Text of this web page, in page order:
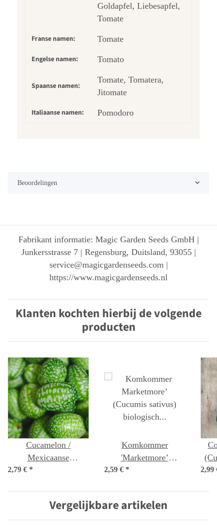
Goldapfel, Liebesapfel,
Tomate
Franse namen: Tomate
Engelse namen: Tomato
Spaanse namen:
Tomate, Tomatera,
Jitomate
Italiaanse namen: Pomodoro
Beoordelingen
Fabrikant informatie: Magic Garden Seeds GmbH |
Junkersstrasse 7 | Regensburg, Duitsland, 93055 |
service@magicgardenseeds.com |
https://www.magicgardenseeds.nl
Klanten kochten hierbij de volgende
producten
Cucamelon /
Mexicaanse
minikomkommer
2,79 € *
Komkommer
'Marketmore’
(Cucumis sativus)
2,59 € * 2,99
Vergelijkbare artikelen